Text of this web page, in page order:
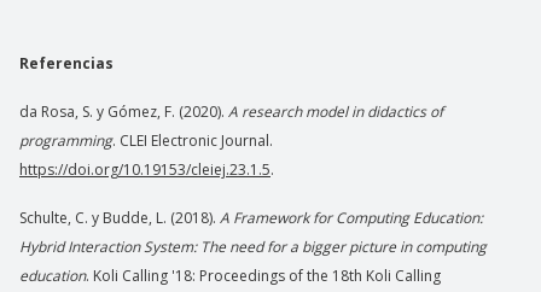
Referencias
da Rosa, S. y Gómez, F. (2020). A research model in didactics of
programming. CLEI Electronic Journal.
https://doi.org/10.19153/cleiej.23.1.5.
Schulte, C. y Budde, L. (2018). A Framework for Computing Education:
Hybrid Interaction System: The need for a bigger picture in computing
education. Koli Calling '18: Proceedings of the 18th Koli Calling